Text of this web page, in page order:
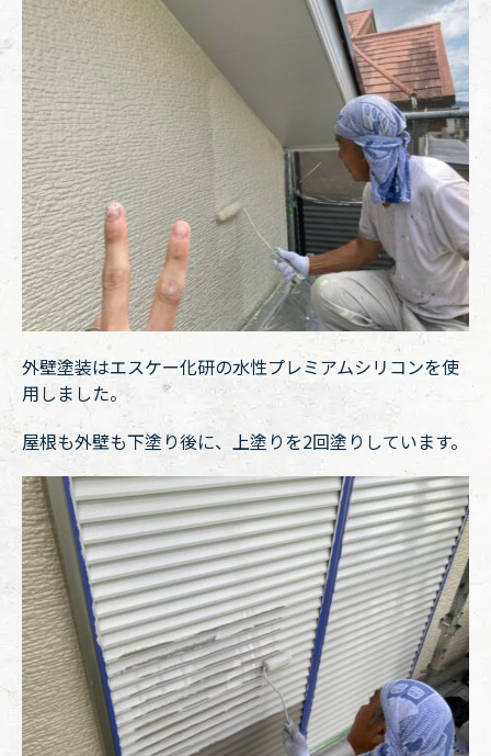
外壁塗装はエスケー化研の水性プレミアムシリコンを使
用しました。
屋根も外壁も下塗り後に、上塗りを2回塗りしています。